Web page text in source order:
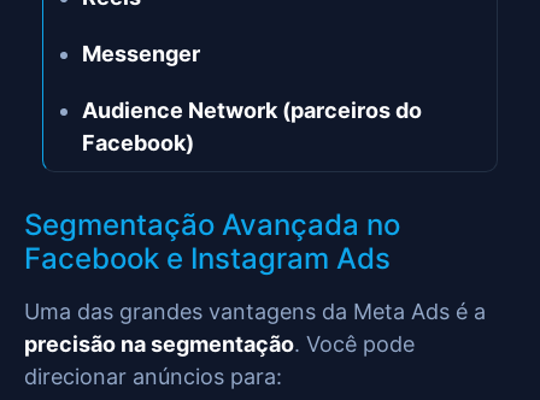
Messenger
Audience Network (parceiros do
Facebook)
Segmentação Avançada no
Facebook e Instagram Ads
Uma das grandes vantagens da Meta Ads é a
precisão na segmentação. Você pode
direcionar anúncios para: